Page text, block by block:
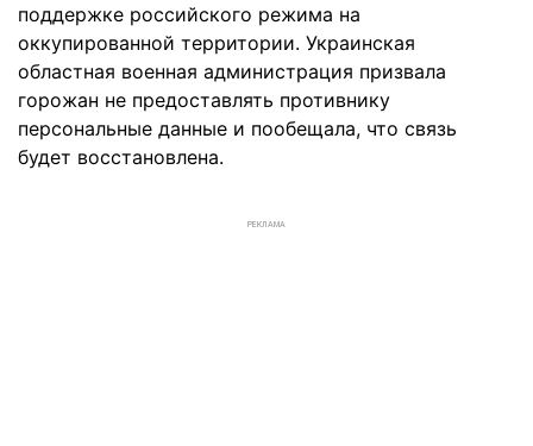
поддержке российского режима на
оккупированной территории. Украинская
областная военная администрация призвала
горожан не предоставлять противнику
персональные данные и пообещала, что связь
будет восстановлена.
РЕКЛАМА